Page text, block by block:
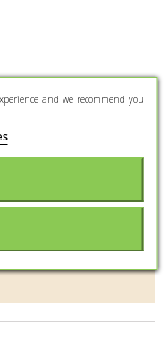
Add to wishlist
and we recommend you